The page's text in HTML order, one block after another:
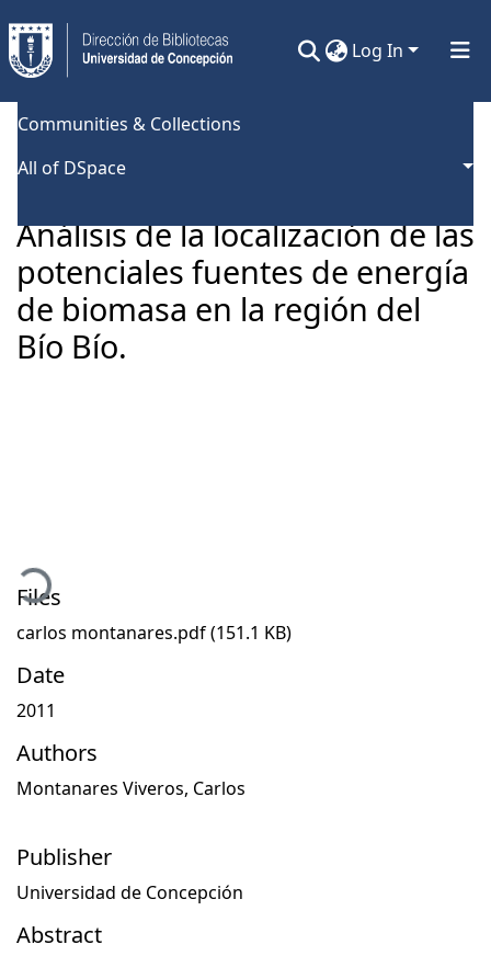
Log In
Communities & Collections
All of DSpace
Home
Análisis de la localización de las
potenciales fuentes de energía
de biomasa en la región del
Bío Bío.
Loading...
Files
carlos montanares.pdf(151.1 KB)
Date
2011
Authors
Montanares Viveros, Carlos
Publisher
Universidad de Concepción
Abstract